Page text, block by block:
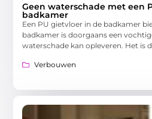
Geen waterschade met een
badkamer
Een PU gietvloer in de badkamer
badkamer is doorgaans een
waterschade kan opleveren. Het is
Verbouwen